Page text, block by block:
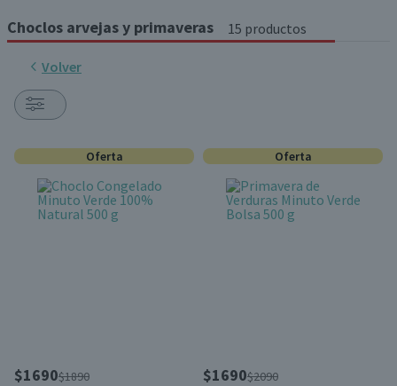
Choclos arvejas y primaveras 15 productos
Volver
Oferta
$1690$1890
Oferta
$1690$2090